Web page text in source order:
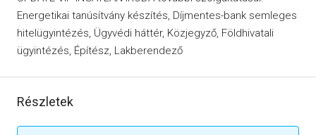
Energetikai tanúsítvány készítés, Díjmentes-bank semleges
hitelügyintézés, Ügyvédi háttér, Közjegyző, Földhivatali
ügyintézés, Építész, Lakberendező
Részletek